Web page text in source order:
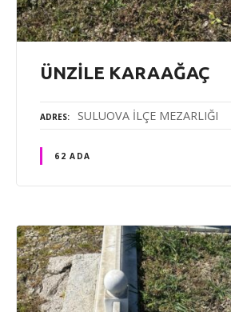
ÜNZİLE KARAAĞAÇ
ADRES SULUOVA İLÇE MEZARLIĞI
62 ADA